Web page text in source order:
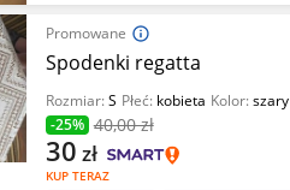
Promowane
Spodenki regatta
Rozmiar:S Płeć: kobieta Kolor:szary
-25% 40,00 zł
KUP TERAZ
30 zł